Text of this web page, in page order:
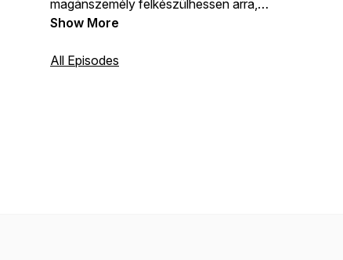
magánszemély felkészülhessen arra,
hogy számtalan tényező együttes
életkörülményeink lényegesen
Show More
All Episodes